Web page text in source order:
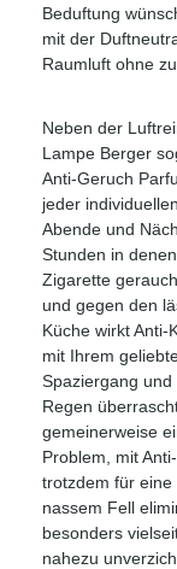
Beduftung
mit der
Raumluft ohne
Neben der
Lampe Berger
Anti-Geruch
jeder
Abende und
Stunden in
Zigarette
und gegen den
Küche wirkt Anti-
mit Ihrem
Spaziergang
Regen
gemeinerweise
Problem, mit
trotzdem für
nassem Fell
besonders
nahezu